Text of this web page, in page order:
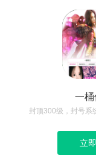
一
封顶300级，封号系
立